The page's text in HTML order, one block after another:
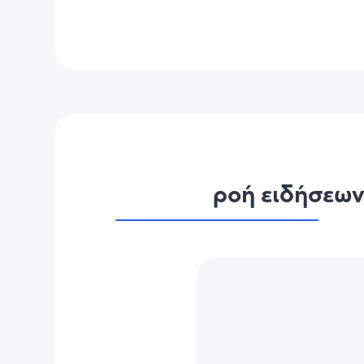
ροή ειδήσεων